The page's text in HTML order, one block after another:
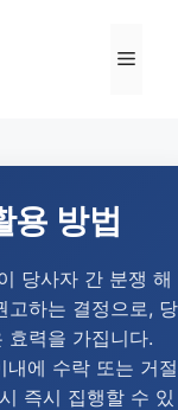
용 방법
당사자 간 분쟁 해
고하는 결정으로, 당
효력을 가집니다.
에 수락 또는 거절
즉시 집행할 수 있